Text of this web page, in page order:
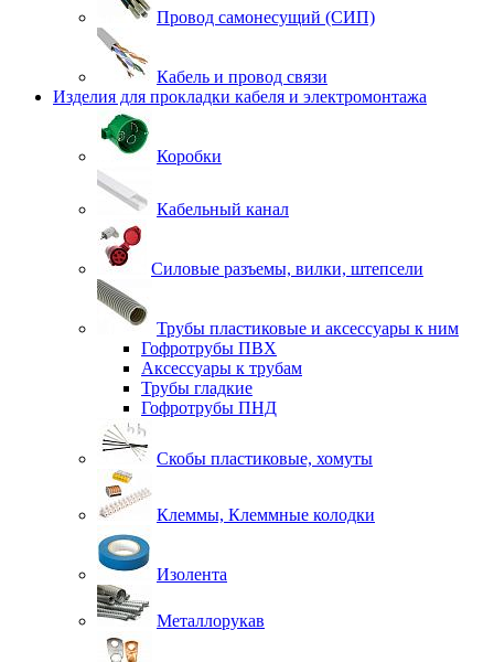
Провод самонесущий (СИП)
Кабель и провод связи
Изделия для прокладки кабеля и электромонтажа
Коробки
Кабельный канал
Силовые разъемы, вилки, штепсели
Трубы пластиковые и аксессуары к ним
Гофротрубы ПВХ
Аксессуары к трубам
Трубы гладкие
Гофротрубы ПНД
Скобы пластиковые, хомуты
Клеммы, Клеммные колодки
Изолента
Металлорукав